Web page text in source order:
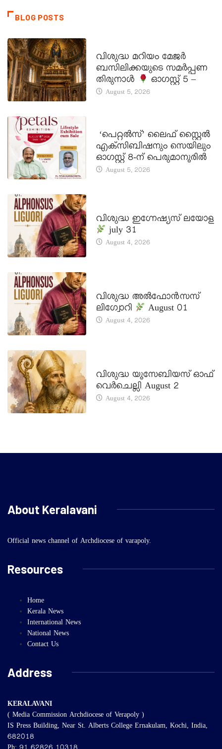
BLOG POSTS
വിശുദ്ധ മറിയം മേജർ
ബസിലിക്കയുടെ സമർപ്പണ
തിരുനാൾ
ഓഗസ്റ്റ് 5 –
August 5, 2026
‘പെറ്റൽസ്’ ലൈഫ് സ്റ്റൈൽ
എക്സിബിഷനും സെയിലും
ഓഗസ്റ്റ് 8-ന് പെരുമാനൂരിൽ
August 5, 2026
വിശുദ്ധ ഇഗ്നേഷ്യസ് ലയോള
july 31
August 4, 2026
വിശുദ്ധ അൽഫോൻസസ്
ലിഗ്വോറി
August 01
August 4, 2026
വിശുദ്ധ യൂസേബിയസ് ഓഫ്
വെർചെല്ലി August 2
August 4, 2026
About Keralavani
Official news channel of Archdiocese of varapoly.
Resources
Home
Kerala News
International News
National News
Contact Us
Address
KERALAVANI
( Media Commission Archdiocese of Verapoly )
IS Press Building, Near St. Alberts College Ernakulam, Kochi, India,
682018